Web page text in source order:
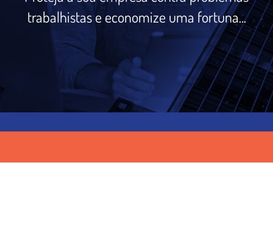
trabalhistas e economize uma fortuna...